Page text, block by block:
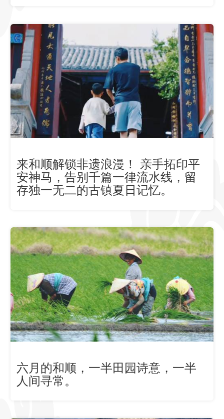
来和顺解锁非遗浪漫！ 亲手拓印平
安神马，告别千篇一律流水线，留
存独一无二的古镇夏日记忆。
六月的和顺，一半田园诗意，一半
人间寻常。